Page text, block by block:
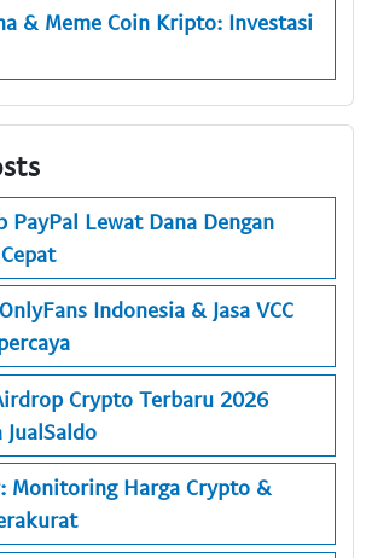
& Meme Coin Kripto: Investasi
PayPal Lewat Dana Dengan
Indonesia & Jasa VCC
Crypto Terbaru 2026
JualSaldo
Monitoring Harga Crypto &